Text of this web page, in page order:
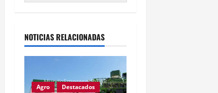
NOTICIAS RELACIONADAS
Agro
Destacados